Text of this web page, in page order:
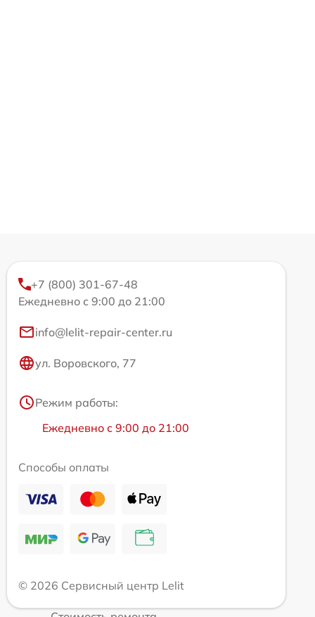
+7 (800) 301-67-48
Ежедневно с 9:00 до 21:00
info@lelit-repair-center.ru
ул. Воровского, 77
Режим работы:
Ежедневно с 9:00 до 21:00
Способы оплаты
© 2026 Сервисный центр Lelit